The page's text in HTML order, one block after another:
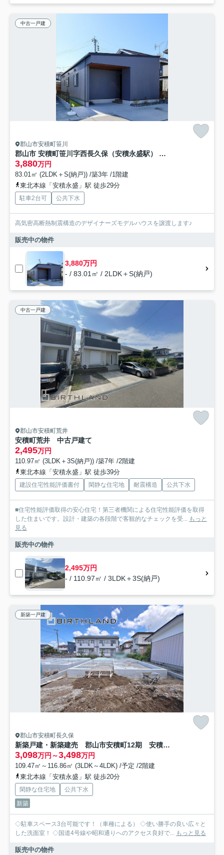
中古一戸建
郡山市安積町笹川
郡山市 安積町笹川字西長久保（安積永盛駅） 平屋建 ２ＳＬＤＫ
3,880万円
83.01㎡ (2LDK＋S(納戸)) /築3年 /1階建
東北本線「安積永盛」駅 徒歩29分
駐車2台可 公共下水
高気密高断熱制震構造のデザイナーズモデルハウスを譲渡します♪
販売中の物件
3,880万円
- / 83.01㎡ / 2LDK＋S(納戸)
中古一戸建
郡山市安積町荒井
安積町荒井 中古戸建て
2,495万円
110.97㎡ (3LDK＋3S(納戸)) /築7年 /2階建
東北本線「安積永盛」駅 徒歩39分
建設住宅性能評価書付 閑静な住宅地 耐震構造 公共下水
■住宅性能評価取得の安心住宅！第三者機関による住宅性能評価を取得
した住まいです。設計・建築の各段階で客観的なチェックを受... もっと
見る
販売中の物件
2,495万円
- / 110.97㎡ / 3LDK＋3S(納戸)
新築一戸建
郡山市安積町長久保
新築戸建・新築建売 郡山市安積町12期 安積第三小・安積第二中
3,098万円～3,498万円
109.47㎡～116.86㎡ (3LDK～4LDK) /予定 /2階建
東北本線「安積永盛」駅 徒歩20分
閑静な住宅地
公共下水
新築
◇駐車スペース3台可能です！（車種による） ◇使い勝手の良い広々と
した洗面室！ ◇国道4号線や昭和通りへのアクセス良好で... もっと見る
販売中の物件